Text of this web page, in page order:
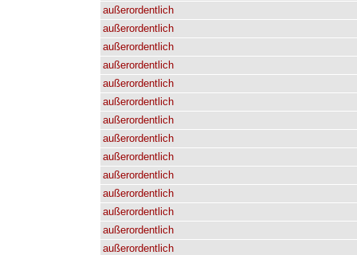
außerordentlich
außerordentlich
außerordentlich
außerordentlich
außerordentlich
außerordentlich
außerordentlich
außerordentlich
außerordentlich
außerordentlich
außerordentlich
außerordentlich
außerordentlich
außerordentlich